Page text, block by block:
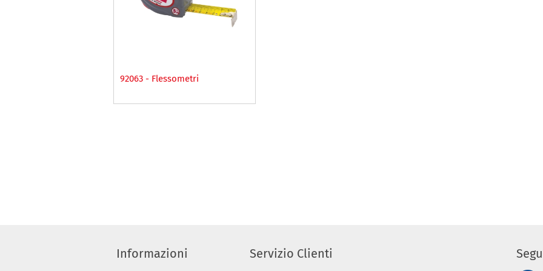
92063 - Flessometri
Informazioni Servizio Clienti